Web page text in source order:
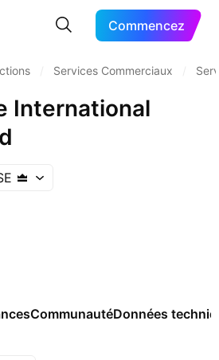
Commencez
Services Commerciaux
International
CommunautéDonnées